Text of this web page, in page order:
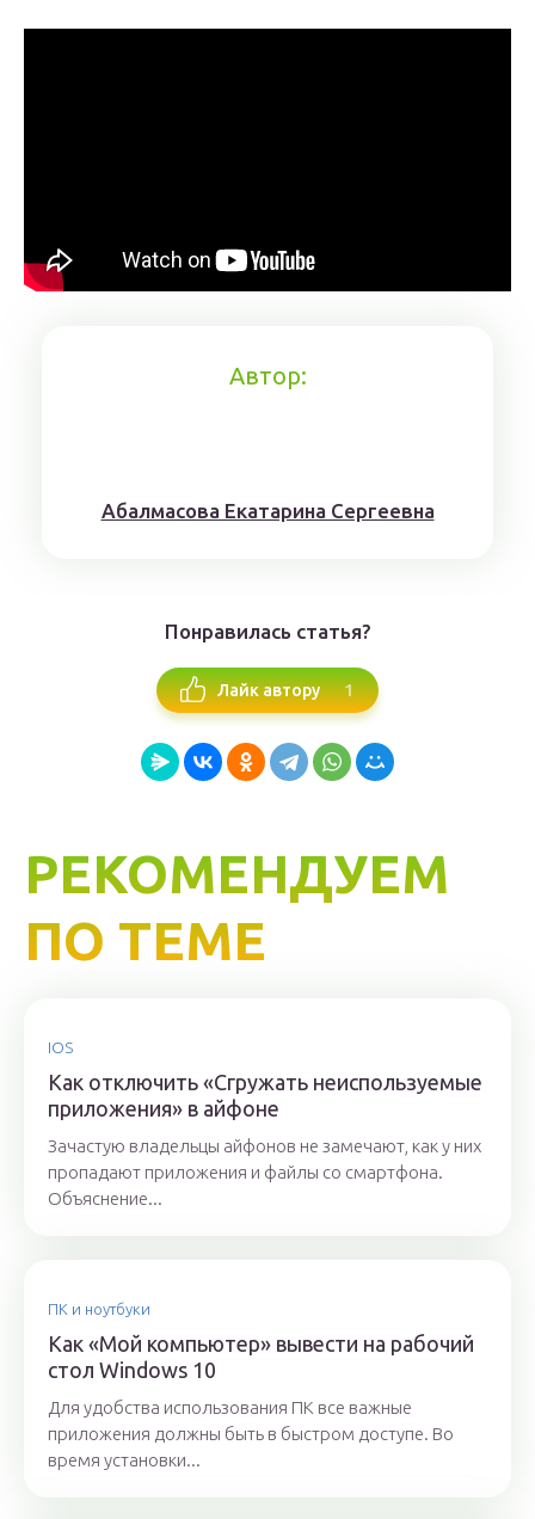
Автор:
Aбaлмaсoвa Eкaтaринa Ceргeeвнa
Понравилась статья?
Лайк автору 1
РЕКОМЕНДУЕМ
ПО ТЕМЕ
IOS
Как отключить «Сгружать неиспользуемые
приложения» в айфоне
Зачастую владельцы айфонов не замечают, как у них
пропадают приложения и файлы со смартфона.
Объяснение...
ПК и ноутбуки
Как «Мой компьютер» вывести на рабочий
стол Windows 10
Для удобства использования ПК все важные
приложения должны быть в быстром доступе. Во
время установки...